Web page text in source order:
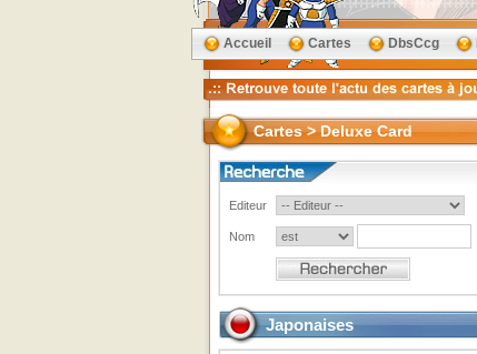
Accueil Cartes DbsCcg
Cartes > Deluxe Card
Editeur
Nom
Japonaises